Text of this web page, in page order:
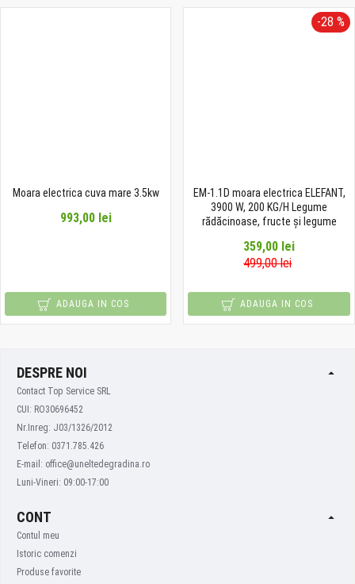
Moara electrica cuva mare 3.5kw
993,00 lei
ADAUGA IN COS
-28 %
EM-1.1D moara electrica ELEFANT,
3900 W, 200 KG/H Legume
rădăcinoase, fructe și legume
359,00 lei
499,00 lei
ADAUGA IN COS
DESPRE NOI
Contact Top Service SRL
CUI: RO30696452
Nr.Inreg: J03/1326/2012
Telefon: 0371.785.426
E-mail: office@uneltedegradina.ro
Luni-Vineri: 09:00-17:00
CONT
Contul meu
Istoric comenzi
Produse favorite